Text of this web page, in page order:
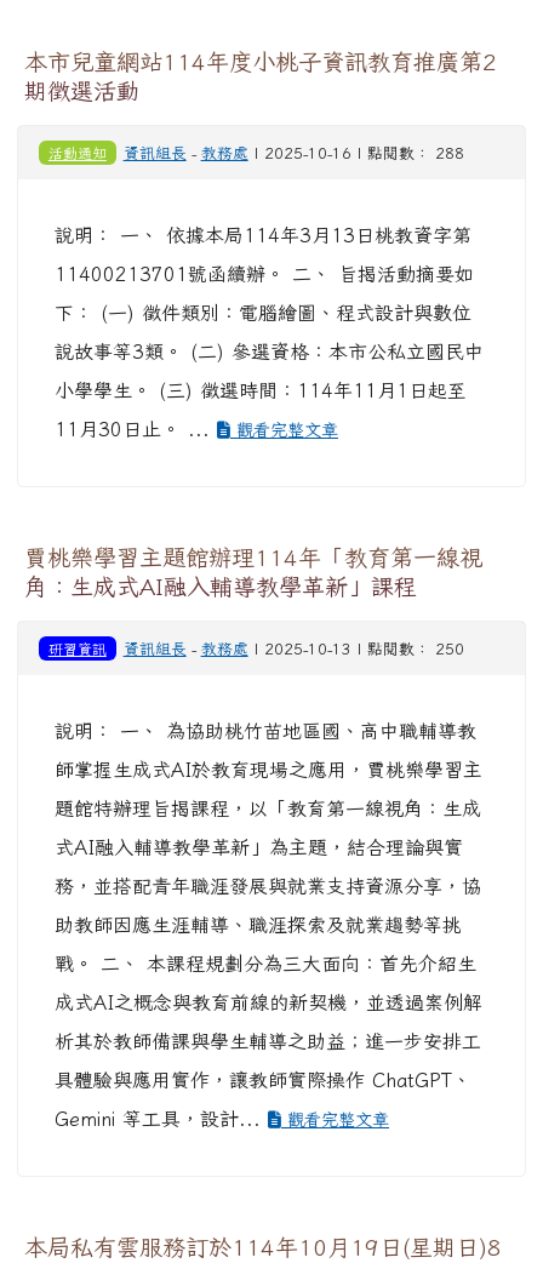
本市兒童網站114年度小桃子資訊教育推廣第2
期徵選活動
活動通知 資訊組長 - 教務處 | 2025-10-16 | 點閱數： 288
說明： 一、 依據本局114年3月13日桃教資字第
11400213701號函續辦。 二、 旨揭活動摘要如
下： (一) 徵件類別：電腦繪圖、程式設計與數位
說故事等3類。 (二) 參選資格：本市公私立國民中
小學學生。 (三) 徵選時間：114年11月1日起至
11月30日止。 ...
觀看完整文章
賈桃樂學習主題館辦理114年「教育第一線視
角：生成式AI融入輔導教學革新」課程
研習資訊 資訊組長 - 教務處 | 2025-10-13 | 點閱數： 250
說明： 一、 為協助桃竹苗地區國、高中職輔導教
師掌握生成式AI於教育現場之應用，賈桃樂學習主
題館特辦理旨揭課程，以「教育第一線視角：生成
式AI融入輔導教學革新」為主題，結合理論與實
務，並搭配青年職涯發展與就業支持資源分享，協
助教師因應生涯輔導、職涯探索及就業趨勢等挑
戰。 二、 本課程規劃分為三大面向：首先介紹生
成式AI之概念與教育前線的新契機，並透過案例解
析其於教師備課與學生輔導之助益；進一步安排工
具體驗與應用實作，讓教師實際操作 ChatGPT、
Gemini 等工具，設計...
觀看完整文章
本局私有雲服務訂於114年10月19日(星期日)8